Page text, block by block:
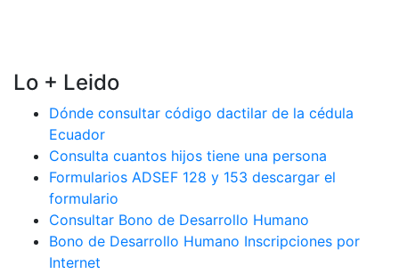
Lo + Leido
Dónde consultar código dactilar de la cédula
Ecuador
Consulta cuantos hijos tiene una persona
Formularios ADSEF 128 y 153 descargar el
formulario
Consultar Bono de Desarrollo Humano
Bono de Desarrollo Humano Inscripciones por
Internet